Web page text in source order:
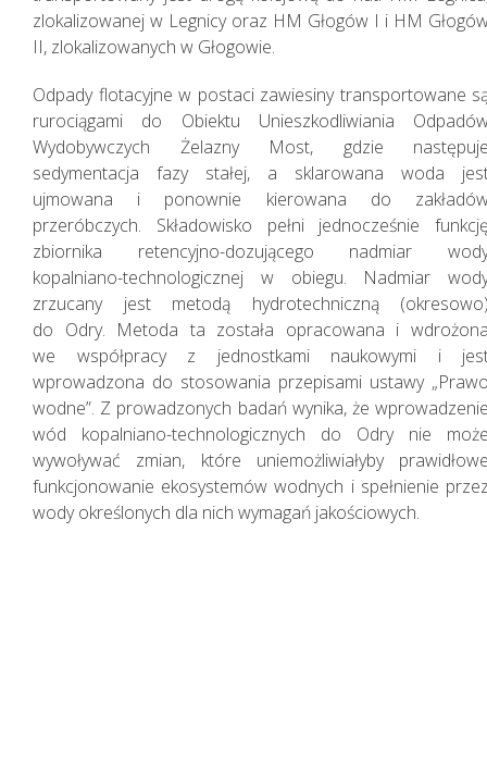
Działania w sferze
środowiska
naturalnego
zlokalizowanej w Legnicy oraz HM Głogów I i HM
II, zlokalizowanych w Głogowie.
Odpady flotacyjne w postaci zawiesiny transportowane
rurociągami do Obiektu Unieszkodliwiania
Wydobywczych Żelazny Most, gdzie
sedymentacja fazy stałej, a sklarowana woda
ujmowana i ponownie kierowana do
przeróbczych. Składowisko pełni jednocześnie
zbiornika retencyjno-dozującego nadmiar
kopalniano-technologicznej w obiegu. Nadmiar
zrzucany jest metodą hydrotechniczną
do Odry. Metoda ta została opracowana i
we współpracy z jednostkami naukowymi i
wprowadzona do stosowania przepisami ustawy
wodne”. Z prowadzonych badań wynika, że
wód kopalniano-technologicznych do Odry nie
wywoływać zmian, które uniemożliwiałyby
funkcjonowanie ekosystemów wodnych i spełnienie
wody określonych dla nich wymagań jakościowych.